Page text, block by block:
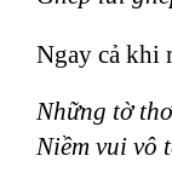
Ngay cả khi
Những tờ
Niềm vui vô